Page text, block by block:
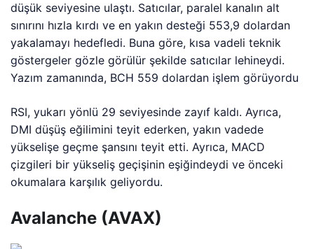
düşük seviyesine ulaştı. Satıcılar, paralel kanalın alt
sınırını hızla kırdı ve en yakın desteği 553,9 dolardan
yakalamayı hedefledi. Buna göre, kısa vadeli teknik
göstergeler gözle görülür şekilde satıcılar lehineydi.
Yazım zamanında, BCH 559 dolardan işlem görüyordu
RSI, yukarı yönlü 29 seviyesinde zayıf kaldı. Ayrıca,
DMI düşüş eğilimini teyit ederken, yakın vadede
yükselişe geçme şansını teyit etti. Ayrıca, MACD
çizgileri bir yükseliş geçişinin eşiğindeydi ve önceki
okumalara karşılık geliyordu.
Avalanche (AVAX)